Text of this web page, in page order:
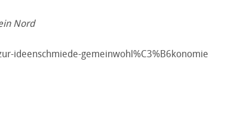
Nord
ideenschmiede-gemeinwohl%C3%B6konomie